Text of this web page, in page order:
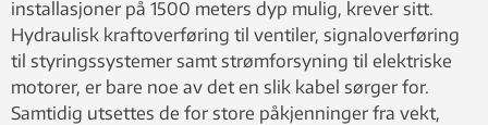
installasjoner på 1500 meters dyp mulig, krever sitt.
Hydraulisk kraftoverføring til ventiler, signaloverføring
til styringssystemer samt strømforsyning til elektriske
motorer, er bare noe av det en slik kabel sørger for.
Samtidig utsettes de for store påkjenninger fra vekt,